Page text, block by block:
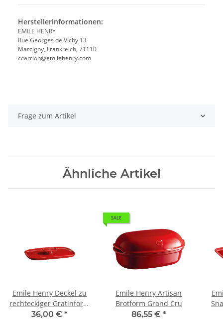
Herstellerinformationen:
EMILE HENRY
Rue Georges de Vichy 13
Marcigny, Frankreich, 71110
ccarrion@emilehenry.com
Frage zum Artikel
Ähnliche Artikel
Emile Henry Deckel zu
rechteckiger Gratinform
Klein Grand Cru
36,00 € *
SALE
Emile Henry Artisan
Brotform Grand Cru
86,55 € *